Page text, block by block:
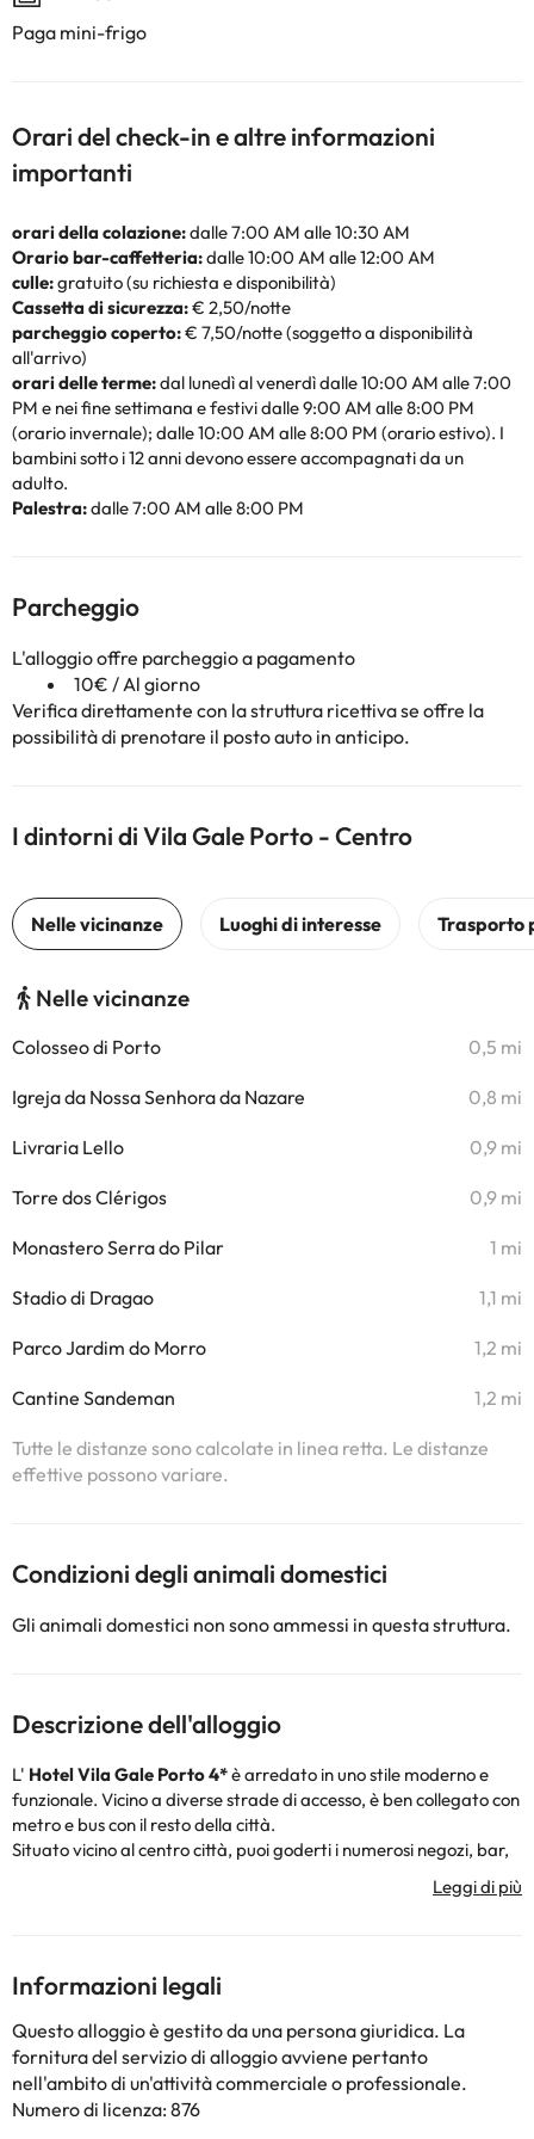
Paga mini-frigo
Orari del check-in e altre informazioni
importanti
orari della colazione:dalle 7:00 AM alle 10:30 AM
Orario bar-caffetteria:dalle 10:00 AM alle 12:00 AM
culle:gratuito (su richiesta e disponibilità)
Cassetta di sicurezza:€ 2,50/notte
parcheggio coperto:€ 7,50/notte (soggetto a disponibilità
all'arrivo)
orari delle terme:dal lunedì al venerdì dalle 10:00 AM alle 7:00
PM e nei fine settimana e festivi dalle 9:00 AM alle 8:00 PM
(orario invernale); dalle 10:00 AM alle 8:00 PM (orario estivo). I
bambini sotto i 12 anni devono essere accompagnati da un
adulto.
Palestra:dalle 7:00 AM alle 8:00 PM
Parcheggio
L'alloggio offre parcheggio a pagamento
10€ / Al giorno
Verifica direttamente con la struttura ricettiva se offre la
possibilità di prenotare il posto auto in anticipo.
I dintorni di Vila Gale Porto - Centro
Nelle vicinanze
Colosseo di Porto 0,5 mi
Igreja da Nossa Senhora da Nazare 0,8 mi
Livraria Lello 0,9 mi
Torre dos Clérigos 0,9 mi
Monastero Serra do Pilar 1 mi
Stadio di Dragao 1,1 mi
Parco Jardim do Morro 1,2 mi
Cantine Sandeman 1,2 mi
Tutte le distanze sono calcolate in linea retta. Le distanze
effettive possono variare.
Condizioni degli animali domestici
Gli animali domestici non sono ammessi in questa struttura.
Descrizione dell'alloggio
L' Hotel Vila Gale Porto 4*è arredato in uno stile moderno e
funzionale. Vicino a diverse strade di accesso, è ben collegato con
metro e bus con il resto della città.
Situato vicino al centro città, puoi goderti i numerosi negozi, bar,
ristoranti e vari luoghi storici da visitare nelle vicinanze. Con uno
sono dotate di telefono,
set di cortesia e asciugacapelli , rendendo il tuo soggiorno il più
confortevole possibile.
L'Hotel Vila Gale Porto 4* dispone di unristorante, con servizio
a buffet o à la carte, che vi offrirà un'ampia varietà di piatti,
preparati da un team di chef di alta cucina, e un'ampia cantina
per accompagnarli con un buon vino, unendo così gli aromi della
regione. Visita l'accogliente bar e assaggia i cocktail "Vila Galé",
Informazioni legali
Questo alloggio è gestito da una persona giuridica. La
fornitura del servizio di alloggio avviene pertanto
nell'ambito di un'attività commerciale o professionale.
Numero di licenza: 876